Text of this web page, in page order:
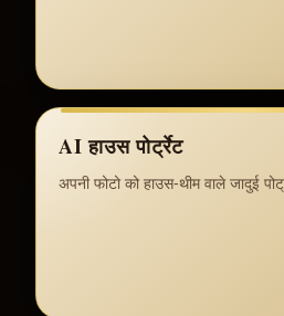
AI हाउस पोर्ट्रेट
अपनी फोटो को हाउस-थीम वाले जादुई